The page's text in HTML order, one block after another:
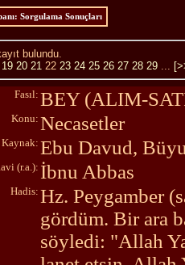
Sorgulama Sonuçları
bulundu.
19 20 21 22 23 24 25 26 27 28 29 ...
Fasıl: BEY (ALIM-
Konu: Necasetler
Kaynak: Ebu Davud,
(r.a.): İbnu Abbas
Hadis: Hz. Peygamber
gördüm. Bir ara
söyledi: "Allah